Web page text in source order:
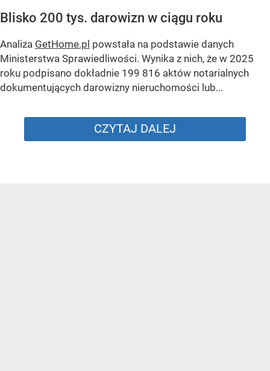
Blisko 200 tys. darowizn w ciągu roku
Analiza GetHome.pl powstała na podstawie danych
Ministerstwa Sprawiedliwości. Wynika z nich, że w 2025
roku podpisano dokładnie 199 816 aktów notarialnych
dokumentujących darowizny nieruchomości lub...
CZYTAJ DALEJ